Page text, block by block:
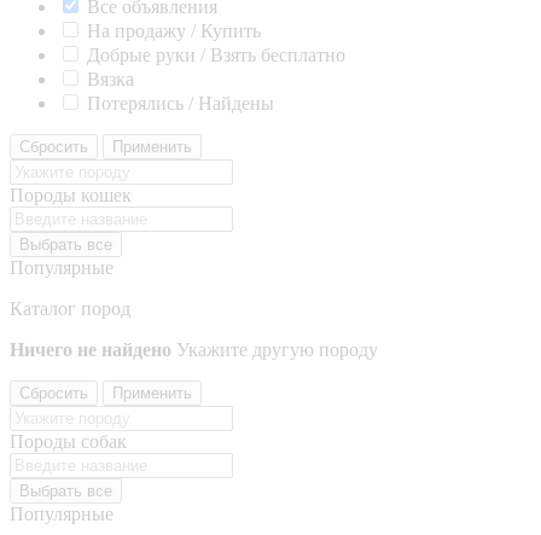
Все объявления
На продажу / Купить
Добрые руки / Взять бесплатно
Вязка
Потерялись / Найдены
Сбросить Применить
Породы кошек
Выбрать все
Популярные
Каталог пород
Ничего не найдено Укажите другую породу
Сбросить Применить
Породы собак
Выбрать все
Популярные